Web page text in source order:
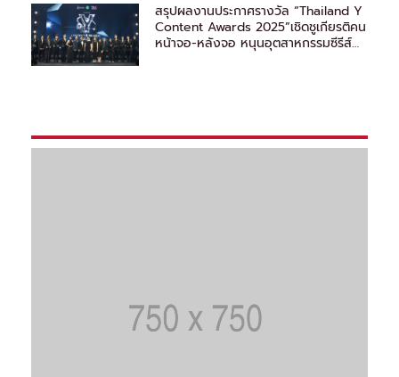
สรุปผลงานประกาศรางวัล “Thailand Y
Content Awards 2025”เชิดชูเกียรติคน
หน้าจอ-หลังจอ หนุนอุตสาหกรรมซีรีส์